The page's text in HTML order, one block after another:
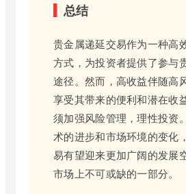
总结
贵金属递延交易作为一种高
方式，为投资者提供了参与
途径。然而，高收益伴随高
享受其带来的便利和潜在收
须加强风险管理，理性投资
术的进步和市场环境的变化
易有望迎来更加广阔的发展
市场上不可或缺的一部分。